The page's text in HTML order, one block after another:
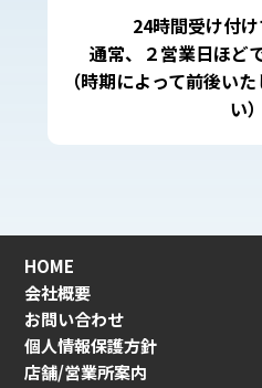
24時間受け付け
通常、２営業日ほど
（時期によって前後い
い）
HOME
会社概要
お問い合わせ
個人情報保護方針
店舗/営業所案内